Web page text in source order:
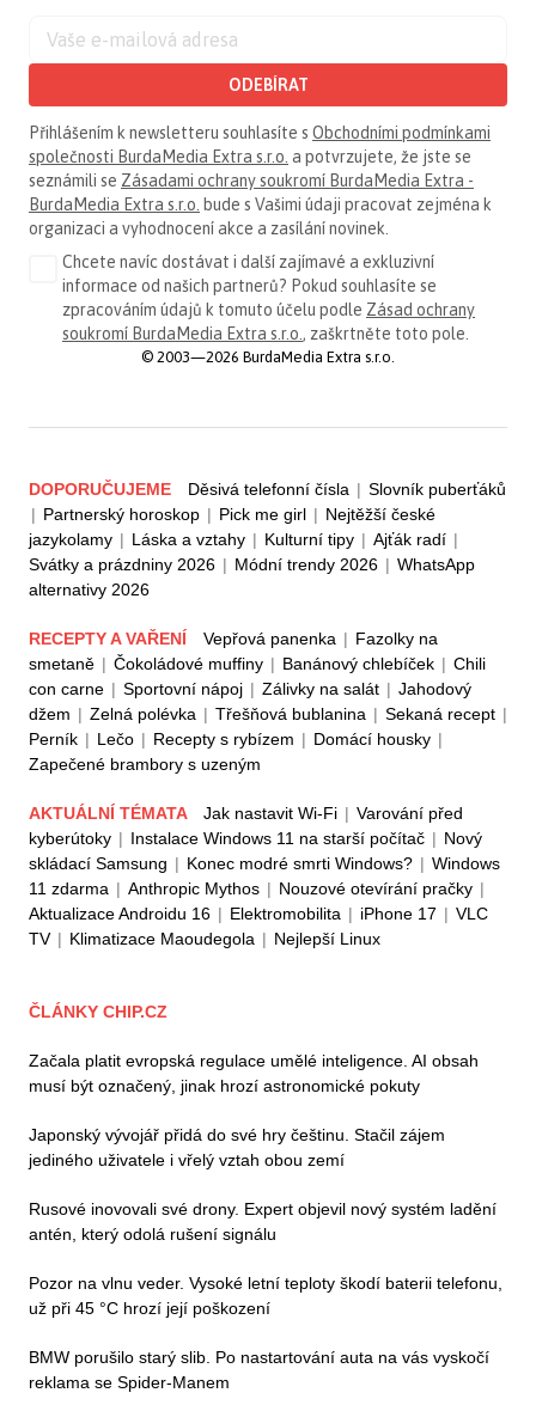
ODEBÍRAT
Přihlášením k newsletteru souhlasíte s Obchodními podmínkami
společnosti BurdaMedia Extra s.r.o. a potvrzujete, že jste se
seznámili se Zásadami ochrany soukromí BurdaMedia Extra -
BurdaMedia Extra s.r.o. bude s Vašimi údaji pracovat zejména k
organizaci a vyhodnocení akce a zasílání novinek.
Chcete navíc dostávat i další zajímavé a exkluzivní
informace od našich partnerů? Pokud souhlasíte se
zpracováním údajů k tomuto účelu podle Zásad ochrany
soukromí BurdaMedia Extra s.r.o. , zaškrtněte toto pole.
© 2003—2026 BurdaMedia Extra s.r.o.
DOPORUČUJEME Děsivá telefonní čísla | Slovník puberťáků
| Partnerský horoskop | Pick me girl | Nejtěžší české
jazykolamy | Láska a vztahy | Kulturní tipy | Ajťák radí |
Svátky a prázdniny 2026 | Módní trendy 2026 | WhatsApp
alternativy 2026
RECEPTY A VAŘENÍ Vepřová panenka | Fazolky na
smetaně | Čokoládové muffiny | Banánový chlebíček | Chili
con carne | Sportovní nápoj | Zálivky na salát | Jahodový
džem | Zelná polévka | Třešňová bublanina | Sekaná recept |
Perník | Lečo | Recepty s rybízem | Domácí housky |
Zapečené brambory s uzeným
AKTUÁLNÍ TÉMATA Jak nastavit Wi-Fi | Varování před
kyberútoky | Instalace Windows 11 na starší počítač | Nový
skládací Samsung | Konec modré smrti Windows? | Windows
11 zdarma | Anthropic Mythos | Nouzové otevírání pračky |
Aktualizace Androidu 16 | Elektromobilita | iPhone 17 | VLC
TV | Klimatizace Maoudegola | Nejlepší Linux
ČLÁNKY CHIP.CZ
Začala platit evropská regulace umělé inteligence. AI obsah
musí být označený, jinak hrozí astronomické pokuty
Japonský vývojář přidá do své hry češtinu. Stačil zájem
jediného uživatele i vřelý vztah obou zemí
Rusové inovovali své drony. Expert objevil nový systém ladění
antén, který odolá rušení signálu
Pozor na vlnu veder. Vysoké letní teploty škodí baterii telefonu,
už při 45 °C hrozí její poškození
BMW porušilo starý slib. Po nastartování auta na vás vyskočí
reklama se Spider-Manem